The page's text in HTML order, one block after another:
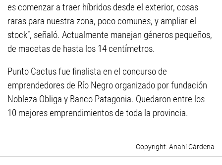
es comenzar a traer híbridos desde el exterior, cosas
raras para nuestra zona, poco comunes, y ampliar el
stock”, señaló. Actualmente manejan géneros pequeños,
de macetas de hasta los 14 centímetros.
Punto Cactus fue finalista en el concurso de
emprendedores de Río Negro organizado por fundación
Nobleza Obliga y Banco Patagonia. Quedaron entre los
10 mejores emprendimientos de toda la provincia.
Anahí Cárdena